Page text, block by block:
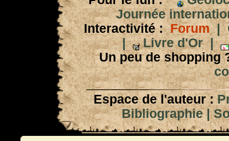
Journée
Interactivité : Forum|
|
Livre d'Or|
Un peu de shopping
Espace de l'auteur :
Bibliographie|